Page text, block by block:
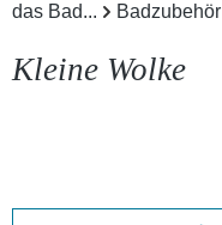
das Bad... Badzubehör
Kleine Wolke